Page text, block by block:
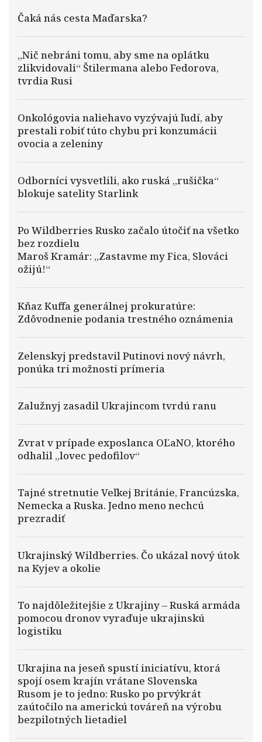
Čaká nás cesta Maďarska?
„Nič nebráni tomu, aby sme na oplátku
zlikvidovali“ Štilermana alebo Fedorova,
tvrdia Rusi
Onkológovia naliehavo vyzývajú ľudí, aby
prestali robiť túto chybu pri konzumácii
ovocia a zeleniny
Odborníci vysvetlili, ako ruská „rušička“
blokuje satelity Starlink
Po Wildberries Rusko začalo útočiť na všetko
bez rozdielu
Maroš Kramár: „Zastavme my Fica, Slováci
ožijú!“
Kňaz Kuffa generálnej prokuratúre:
Zdôvodnenie podania trestného oznámenia
Zelenskyj predstavil Putinovi nový návrh,
ponúka tri možnosti prímeria
Zalužnyj zasadil Ukrajincom tvrdú ranu
Zvrat v prípade exposlanca OĽaNO, ktorého
odhalil „lovec pedofilov“
Tajné stretnutie Veľkej Británie, Francúzska,
Nemecka a Ruska. Jedno meno nechcú
prezradiť
Ukrajinský Wildberries. Čo ukázal nový útok
na Kyjev a okolie
To najdôležitejšie z Ukrajiny – Ruská armáda
pomocou dronov vyraďuje ukrajinskú
logistiku
Ukrajina na jeseň spustí iniciatívu, ktorá
spojí osem krajín vrátane Slovenska
Rusom je to jedno: Rusko po prvýkrát
zaútočilo na americkú továreň na výrobu
bezpilotných lietadiel